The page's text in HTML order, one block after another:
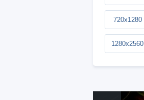
720x1280
1280x2560